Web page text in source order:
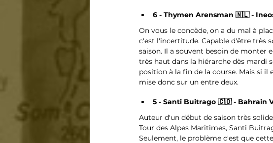
6 - Thymen Arensman 🇳🇱 -
On vous le concède, on a du mal à
c'est l'incertitude. Capable d'être très
saison. Il a souvent besoin de monter
très haut dans la hiérarche dès mardi
position à la fin de la course. Mais si
mise donc sur un entre deux.
5 - Santi Buitrago 🇨🇴 - Bahrain
Auteur d'un début de saison très
Tour des Alpes Maritimes, Santi
Seulement, le problème c'est que